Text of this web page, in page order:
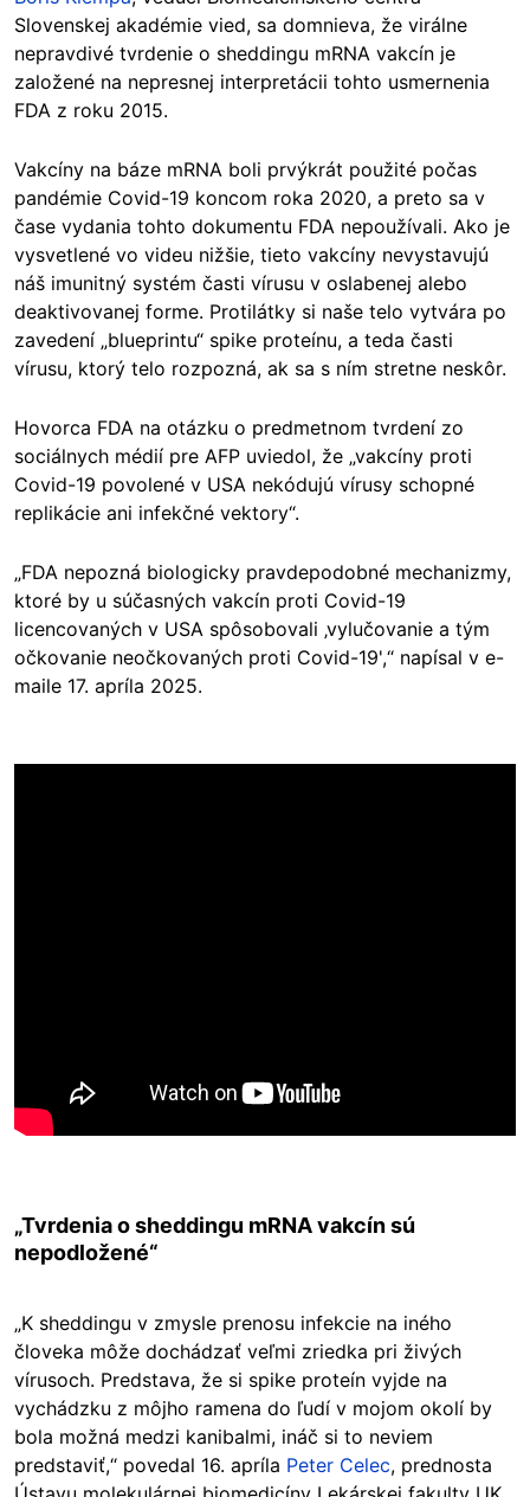
Slovenskej akadémie vied, sa domnieva, že virálne
nepravdivé tvrdenie o sheddingu mRNA vakcín je
založené na nepresnej interpretácii tohto usmernenia
FDA z roku 2015.
Vakcíny na báze mRNA boli prvýkrát použité počas
pandémie Covid-19 koncom roka 2020, a preto sa v
čase vydania tohto dokumentu FDA nepoužívali. Ako je
vysvetlené vo videu nižšie, tieto vakcíny nevystavujú
náš imunitný systém časti vírusu v oslabenej alebo
deaktivovanej forme. Protilátky si naše telo vytvára po
zavedení „blueprintu“ spike proteínu, a teda časti
vírusu, ktorý telo rozpozná, ak sa s ním stretne neskôr.
Hovorca FDA na otázku o predmetnom tvrdení zo
sociálnych médií pre AFP uviedol, že „vakcíny proti
Covid-19 povolené v USA nekódujú vírusy schopné
replikácie ani infekčné vektory“.
„FDA nepozná biologicky pravdepodobné mechanizmy,
ktoré by u súčasných vakcín proti Covid-19
licencovaných v USA spôsobovali ‚vylučovanie a tým
očkovanie neočkovaných proti Covid-19',“ napísal v e-
maile 17. apríla 2025.
„Tvrdenia o sheddingu mRNA vakcín sú
nepodložené“
„K sheddingu v zmysle prenosu infekcie na iného
človeka môže dochádzať veľmi zriedka pri živých
vírusoch. Predstava, že si spike proteín vyjde na
vychádzku z môjho ramena do ľudí v mojom okolí by
bola možná medzi kanibalmi, ináč si to neviem
predstaviť,“ povedal 16. apríla Peter Celec, prednosta